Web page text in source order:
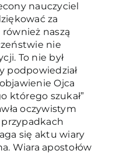
nauczyciel
za
naszą
nie
To nie był
podpowiedział
Ojca
którego szukał”
oczywistym
przypadkach
się aktu wiary
Wiara apostołów